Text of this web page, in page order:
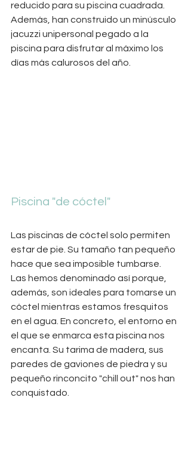
reducido para su piscina cuadrada.
Además, han construido un minúsculo
jacuzzi unipersonal pegado a la
piscina para disfrutar al máximo los
días más calurosos del año.
Piscina "de cóctel"
Las piscinas de cóctel solo permiten
estar de pie. Su tamaño tan pequeño
hace que sea imposible tumbarse.
Las hemos denominado así porque,
además, son ideales para tomarse un
cóctel mientras estamos fresquitos
en el agua. En concreto, el entorno en
el que se enmarca esta piscina nos
encanta. Su tarima de madera, sus
paredes de gaviones de piedra y su
pequeño rinconcito "chill out" nos han
conquistado.